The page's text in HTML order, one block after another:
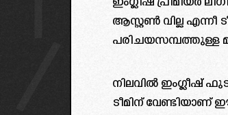
ഇംഗ്ലീഷ് പ്രീമിയർ
ആസ്റ്റൺ വില്ല എന്നീ
പരിചയസമ്പത്തുള്ള
നിലവിൽ ഇംഗ്ലീഷ്
ടീമിന് വേണ്ടിയാണ്